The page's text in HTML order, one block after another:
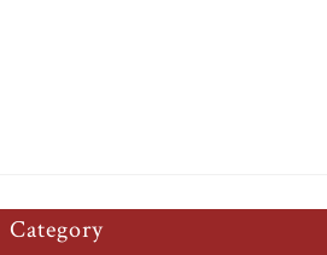
Category